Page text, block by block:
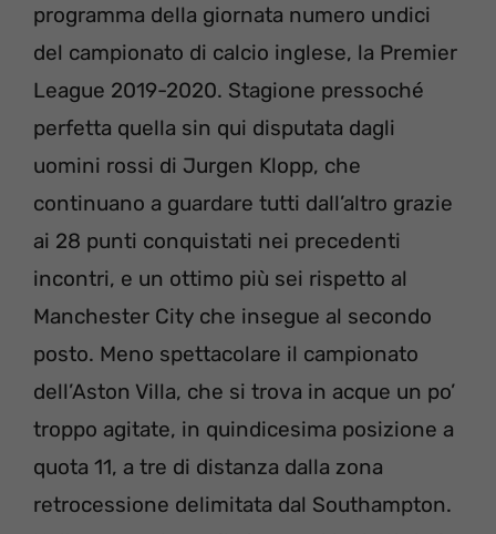
programma della giornata numero undici
del campionato di calcio inglese, la Premier
League 2019-2020. Stagione pressoché
perfetta quella sin qui disputata dagli
uomini rossi di Jurgen Klopp, che
continuano a guardare tutti dall’altro grazie
ai 28 punti conquistati nei precedenti
incontri, e un ottimo più sei rispetto al
Manchester City che insegue al secondo
posto. Meno spettacolare il campionato
dell’Aston Villa, che si trova in acque un po’
troppo agitate, in quindicesima posizione a
quota 11, a tre di distanza dalla zona
retrocessione delimitata dal Southampton.